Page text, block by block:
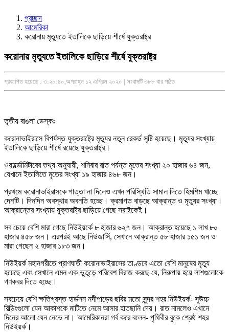
প্রচ্ছদ
আমেরিকা
করোনায় মৃত্যুতে ইতালিকে ছাড়িয়ে শীর্ষে যুক্তরাষ্ট্র
করোনায় মৃত্যুতে ইতালিকে ছাড়িয়ে শীর্ষে যুক্তরাষ্ট্র
প্রকাশিত হয়েছে : ৩:২০:৪০,অপরাহ্ন ১২ এপ্রিল ২০২০ | সংবাদটি ৩৮৮ বার পঠিত
তৃতীয় বাঙলা ডেস্কঃ
করোনাভাইরাসে বিপর্যস্ত যুক্তরাষ্ট্রে মৃত্যুর নতুন রেকর্ড সৃষ্টি হয়েছে। মৃত্যুর সংখ্যায়
ইতালিকে ছাড়িয়ে শীর্ষে রয়েছে যুক্তরাষ্ট্র।
ওয়ার্ল্ডোমিটারের তথ্য অনুযায়ী, শনিবার রাত পর্যন্ত মৃতের সংখ্যা ২০ হাজার ৬৪ জন,
যেখানে ইতালিতে মৃতের সংখ্যা ১৯ হাজার ৪৬৮ জন।
প্রথমে করোনাভাইরাসকে পাত্তা না দিলেও এখন পরিস্থিতি সামাল দিতে হিমশিম খাচ্ছে
দেশটি। দিনদিন অবস্থার অবনতি হচ্ছে। ক্রমাগত বাড়ছে আক্রান্ত ও মৃত্যুর সংখ্যা।
আক্রান্তের সংখ্যায় যুক্তরাষ্ট্র ছাড়িয়ে গেছে সবাইকেই।
সব চেয়ে বেশি মারা গেছে নিউইয়র্কে ৮ হাজার ৬২৭ জন। আক্রান্ত হয়েছে ১ লাখ ৮০
হাজার ৪৫৮ জন। এরপরই আছে নিউজার্সি, সেখানে আক্রান্ত ৫৮ হাজার ১৫১ জন ও
মারা গেছেন ২ হাজার ১৮৩ জন।
নিউইয়র্ক মহানগরীতে প্রাণঘাতী করোনাভাইরাসের তাণ্ডবে এতো বেশি মানুষের মৃত্যু
হয়েছে এবং সেখানে এমন এক ভুতুড়ে পরিবেশ বিরাজ করছে যে, নিরুপায় হয়ে লাশগুলোকে
গণকবর দিতে হচ্ছে।
সবচেয়ে বেশি ক্ষতিগ্রস্ত হার্ডসন নদীপাড়ের ছবির মতো সুন্দর শহর নিউইয়র্ক- সুউচ্চ
বিল্ডিংগুলো যেন আকাশকে মাটিতে নেমে আসার হাতছানি দেয়। রাত নামলেও এখানে
দিনের আলো যেন নেভে না। আমেরিকানরা গর্ব করে বলেন- পৃথিবীর বুকে শ্রেষ্ঠ শহর
নিউইয়র্ক।